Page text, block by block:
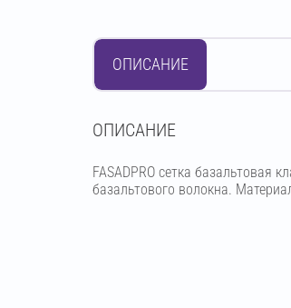
ОПИСАНИЕ
OПИСАНИЕ
FASADPRO сетка базальтовая
базальтового волокна.